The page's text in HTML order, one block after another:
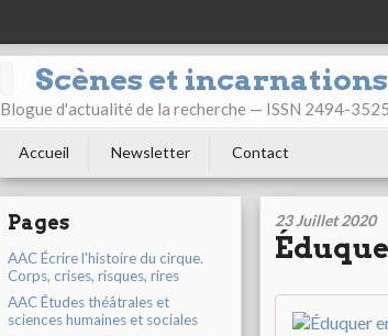
Scènes et
Blogue d'actualité de la recherche — ISSN 2494-3525
Accueil Newsletter Contact
Pages
AAC Écrire l'histoire du cirque.
Corps, crises, risques, rires
AAC Études théâtrales et
sciences humaines et sociales
23 Juillet 2020